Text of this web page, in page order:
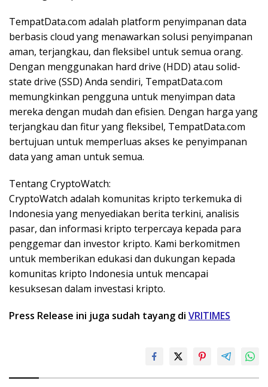
TempatData.com adalah platform penyimpanan data
berbasis cloud yang menawarkan solusi penyimpanan
aman, terjangkau, dan fleksibel untuk semua orang.
Dengan menggunakan hard drive (HDD) atau solid-
state drive (SSD) Anda sendiri, TempatData.com
memungkinkan pengguna untuk menyimpan data
mereka dengan mudah dan efisien. Dengan harga yang
terjangkau dan fitur yang fleksibel, TempatData.com
bertujuan untuk memperluas akses ke penyimpanan
data yang aman untuk semua.
Tentang CryptoWatch:
CryptoWatch adalah komunitas kripto terkemuka di
Indonesia yang menyediakan berita terkini, analisis
pasar, dan informasi kripto terpercaya kepada para
penggemar dan investor kripto. Kami berkomitmen
untuk memberikan edukasi dan dukungan kepada
komunitas kripto Indonesia untuk mencapai
kesuksesan dalam investasi kripto.
Press Release ini juga sudah tayang di VRITIMES